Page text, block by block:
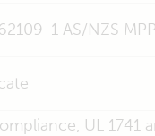
1 AS/NZS
UL 1741